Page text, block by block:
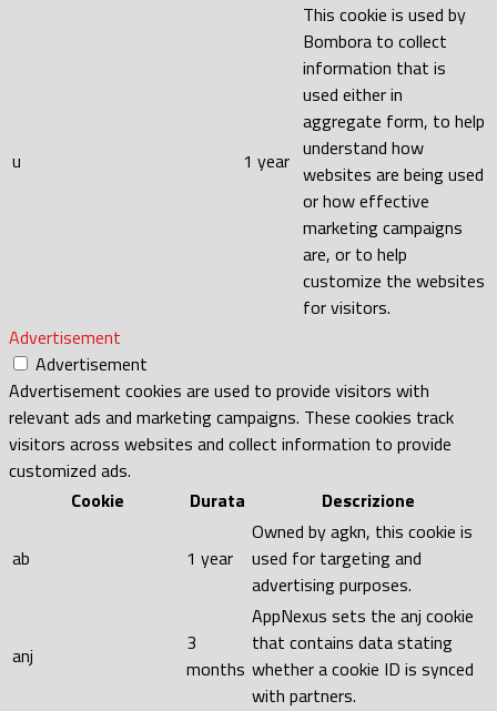
u 1 year
This cookie is used by
Bombora to collect
information that is
used either in
aggregate form, to help
understand how
websites are being used
or how effective
marketing campaigns
are, or to help
customize the websites
for visitors.
Advertisement
Advertisement
Advertisement cookies are used to provide visitors with
relevant ads and marketing campaigns. These cookies track
visitors across websites and collect information to provide
customized ads.
Cookie
Durata Descrizione
ab 1 year
Owned by agkn, this cookie is
used for targeting and
advertising purposes.
anj
3
months
AppNexus sets the anj cookie
that contains data stating
whether a cookie ID is synced
with partners.